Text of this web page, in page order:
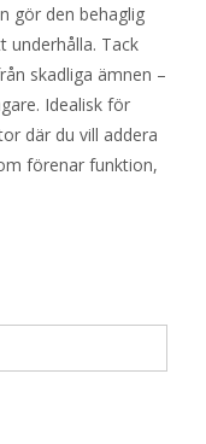
gör den behaglig
underhålla. Tack
skadliga ämnen –
Idealisk för
där du vill addera
förenar funktion,